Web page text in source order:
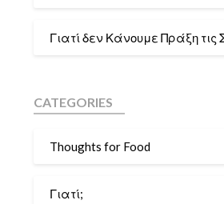
Γιατί δεν Κάνουμε Πράξη τις
CATEGORIES
Thoughts for Food
Γιατί;